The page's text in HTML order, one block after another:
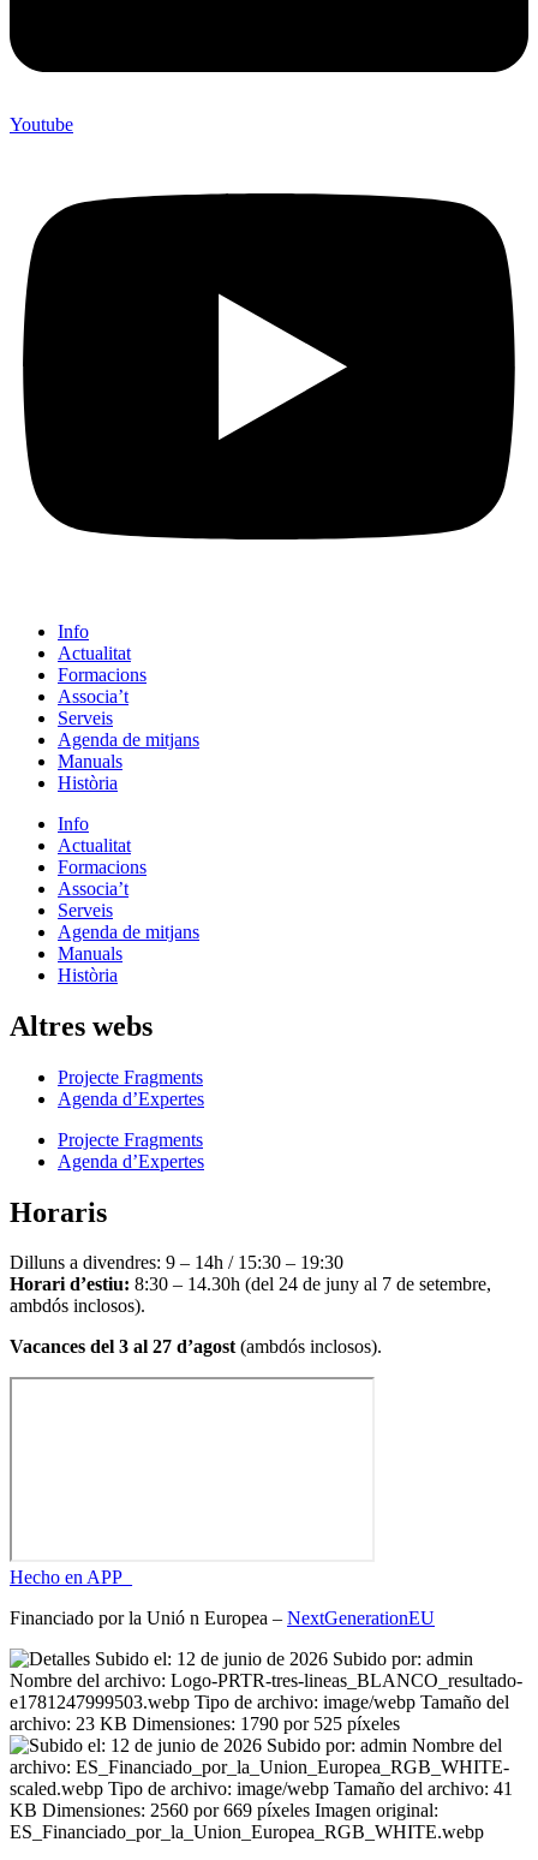
Youtube
Info
Actualitat
Formacions
Associa’t
Serveis
Agenda de mitjans
Manuals
Història
Info
Actualitat
Formacions
Associa’t
Serveis
Agenda de mitjans
Manuals
Història
Altres webs
Projecte Fragments
Agenda d’Expertes
Projecte Fragments
Agenda d’Expertes
Horaris
Dilluns a divendres: 9 – 14h / 15:30 – 19:30
Horari d’estiu: 8:30 – 14.30h (del 24 de juny al 7 de setembre,
ambdós inclosos).
Vacances del 3 al 27 d’agost(ambdós inclosos).
Hecho en APP_
Financiado por la Unió n Europea – NextGenerationEU